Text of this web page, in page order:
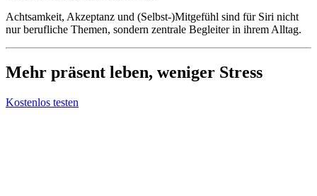
Achtsamkeit, Akzeptanz und (Selbst-)Mitgefühl sind für Siri nicht
nur berufliche Themen, sondern zentrale Begleiter in ihrem Alltag.
Mehr präsent leben, weniger Stress
Kostenlos testen